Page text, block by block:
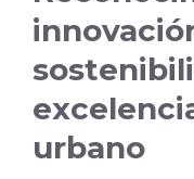
urbano